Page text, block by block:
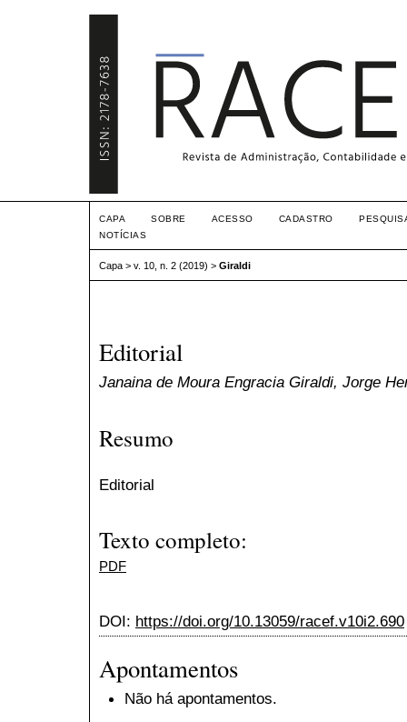
CAPA SOBRE ACESSO CADASTRO
NOTÍCIAS
Capa > v. 10, n. 2 (2019) > Giraldi
Editorial
Janaina de Moura Engracia Giraldi, Jorge
Resumo
Editorial
Texto completo:
PDF
DOI: https://doi.org/10.13059/racef.v10i2.690
Apontamentos
Não há apontamentos.